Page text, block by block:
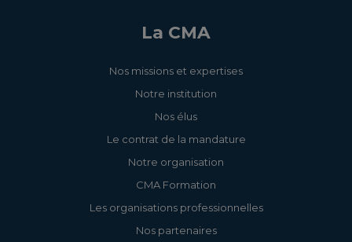
La CMA
Nos missions et expertises
Notre institution
Nos élus
Le contrat de la mandature
Notre organisation
CMA Formation
Les organisations professionnelles
Nos partenaires